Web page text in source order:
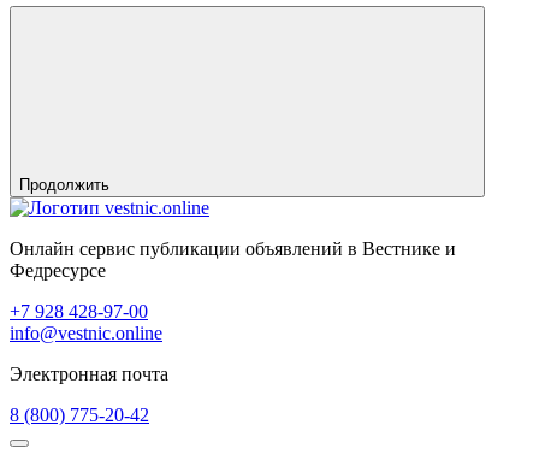
Продолжить
Онлайн сервис публикации объявлений в Вестнике и
Федресурсе
+7 928 428-97-00
info@vestnic.online
Электронная почта
8 (800) 775-20-42